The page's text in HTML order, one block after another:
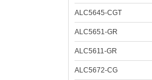
ALC5645-CGT
ALC5651-GR
ALC5611-GR
ALC5672-CG